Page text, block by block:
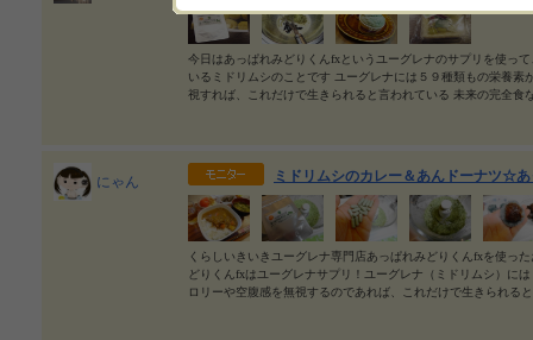
今日はあっぱれみどりくんfxというユーグレナのサプリを使っ
いるミドリムシのことです ユーグレナには５９種類もの栄養
視すれば、これだけで生きられると言われている 未来の完全
にゃん ミドリムシのカレー＆あんドーナツ☆
くらしいきいきユーグレナ専門店あっぱれみどりくんfxを使っ
どりくんfxはユーグレナサプリ！ユーグレナ（ミドリムシ）に
ロリーや空腹感を無視するのであれば、これだけで生きられる